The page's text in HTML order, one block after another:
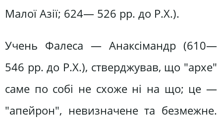
Малої Азії; 624— 526 pp. до Р.Х.).
Учень Фалеса — Анаксімандр (610—
546 pp. до Р.Х.), стверджував, що "архе"
саме по собі не схоже ні на що; це —
"апейрон", невизначене та безмежне.